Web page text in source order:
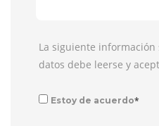
La siguiente
datos debe leerse y
Estoy de acuerdo*